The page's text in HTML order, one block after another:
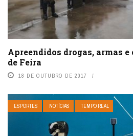
Apreendidos drogas, armas
de Feira
18 DE OUTUBRO DE 2017
ESPORTES NOTÍCIAS TEMPO REAL